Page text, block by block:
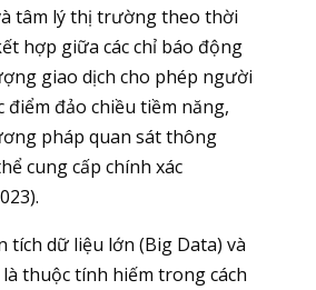
tâm lý thị trường theo thời
hợp giữa các chỉ báo động
giao dịch cho phép người
điểm đảo chiều tiềm năng,
pháp quan sát thông
cung cấp chính xác
tích dữ liệu lớn (Big Data) và
thuộc tính hiếm trong cách